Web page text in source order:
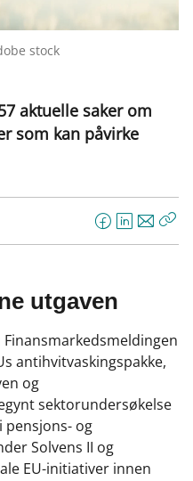
stock
aktuelle saker om
som kan påvirke
F
e
o
o
L
k
d
I
E
t
utgaven
antihvitvaskingspakke,
og
sektorundersøkelse
pensjons- og
Solvens II og
EU-initiativer innen